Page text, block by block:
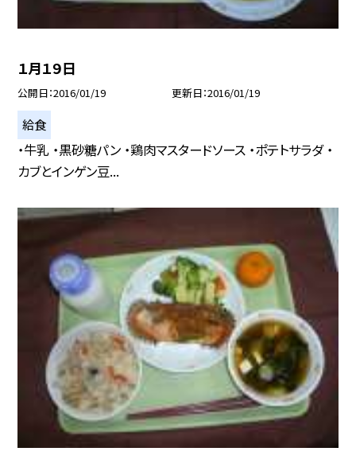
１月１９日
公開日 2016/01/19 更新日 2016/01/19
給食
・牛乳 ・黒砂糖パン ・鶏肉マスタードソース ・ポテトサラダ ・
カブとインゲン豆...